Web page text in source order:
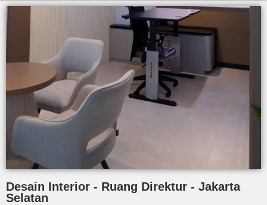
Desain Interior - Ruang Direktur - Jakarta
Selatan